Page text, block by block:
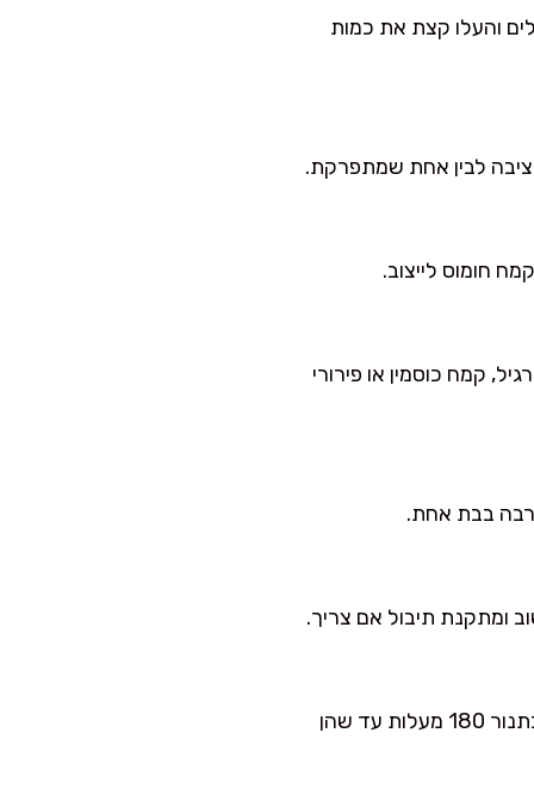
והעלו קצת את כמות
לבין אחת שמתפרקת.
קמח כוסמין או פירורי
ומתקנת תיבול אם צריך.
בהחלט. הכי נוח להקפיא קציצות מטוגנות ומצוננות בשכבה אחת ואז להעביר לשקית. מחממים בתנור 180 מעלות עד שהן